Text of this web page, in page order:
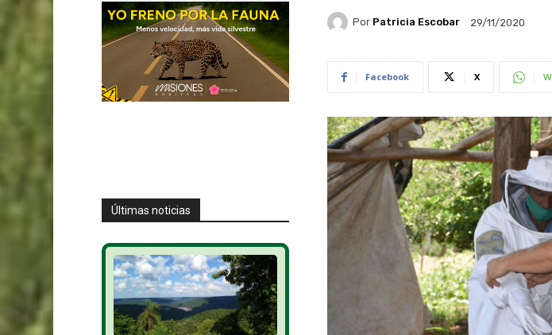
Últimas noticias
Por Patricia Escobar 29/11/2020
Facebook X